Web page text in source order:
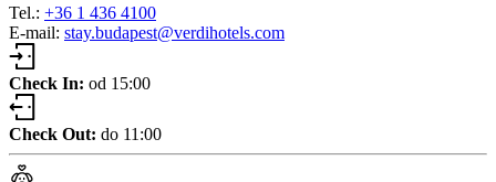
Tel.: +36 1 436 4100
E-mail: stay.budapest@verdihotels.com
Check In: od 15:00
Check Out: do 11:00